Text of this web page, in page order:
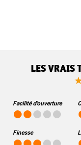
LES VRAIS
Facilité d'ouverture
Finesse